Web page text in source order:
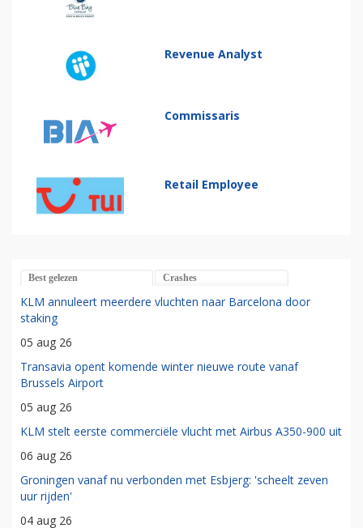
Revenue Analyst
Commissaris
Retail Employee
Best gelezen Crashes
KLM annuleert meerdere vluchten naar Barcelona door
staking
05 aug 26
Transavia opent komende winter nieuwe route vanaf
Brussels Airport
05 aug 26
KLM stelt eerste commerciële vlucht met Airbus A350-900 uit
06 aug 26
Groningen vanaf nu verbonden met Esbjerg: 'scheelt zeven
uur rijden'
04 aug 26